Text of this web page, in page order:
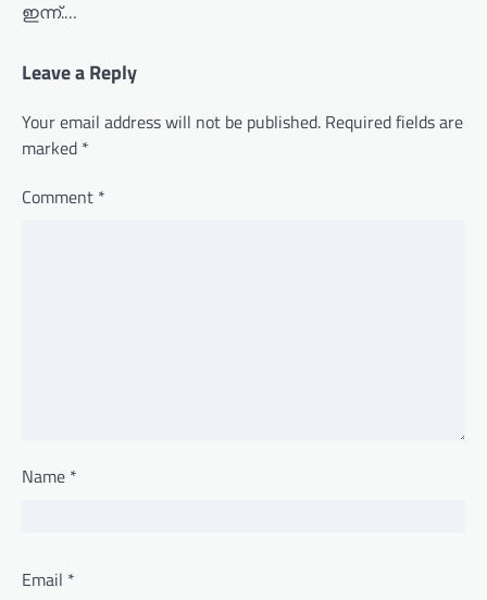
ഇന്ന്.…
Leave a Reply
Your email address will not be published. Required fields are
marked *
Comment *
Name *
Email *